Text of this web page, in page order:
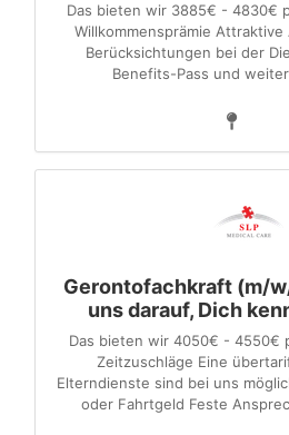
Das bieten wir 3885€ - 4830€
Willkommensprämie
Berücksichtungen bei der
Benefits-Pass und
Gerontofachkraft (m/
uns darauf, Dich
Das bieten wir 4050€ - 4550€
Zeitzuschläge Eine
Elterndienste sind bei uns
oder Fahrtgeld Feste